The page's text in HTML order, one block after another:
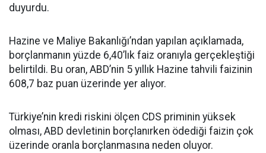
duyurdu.
Hazine ve Maliye Bakanlığı’ndan yapılan açıklamada,
borçlanmanın yüzde 6,40’lık faiz oranıyla gerçekleştiği
belirtildi. Bu oran, ABD’nin 5 yıllık Hazine tahvili faizinin
608,7 baz puan üzerinde yer alıyor.
Türkiye’nin kredi riskini ölçen CDS priminin yüksek
olması, ABD devletinin borçlanırken ödediği faizin çok
üzerinde oranla borçlanmasına neden oluyor.